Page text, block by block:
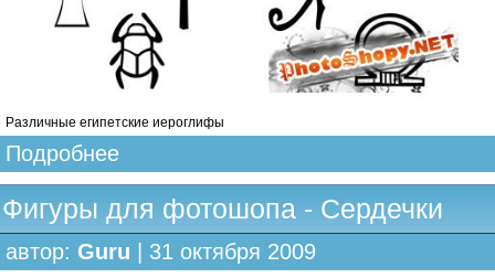
Различные египетские иероглифы
Подробнее
Фигуры для фотошопа - Сердечки
автор: Guru | 31 октября 2009